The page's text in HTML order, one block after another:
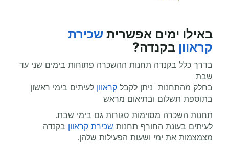
באילו ימים אפשרית שכירת
קראוון בקנדה?
בדרך כלל בקנדה תחנות ההשכרה פתוחות בימים שני עד
שבת
בחלק מהתחנות ניתן לקבל קראוון לעיתים בימי ראשון
בתוספת תשלום ובתיאום מראש
תחנות השכרה מסוימות סגורות גם בימי שבת.
לעיתים בעונת החורף תחנות שכירת קראוון בקנדה
מצמצמות את ימי ושעות הפעילות שלהן.